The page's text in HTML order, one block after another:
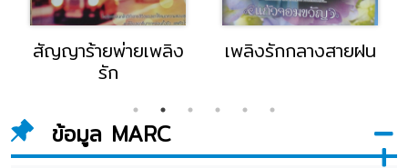
สัญญาร้ายพ่ายเพลิง
รัก
เพลิงรักกลางสายฝน
ข้อมูล MARC